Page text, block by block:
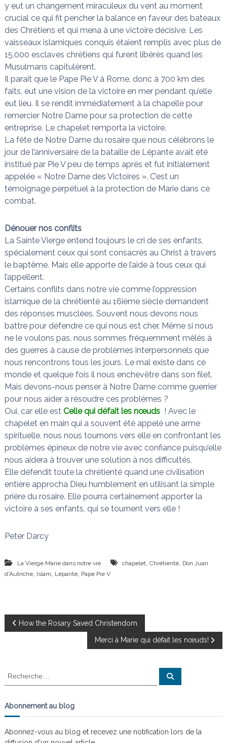
y eut un changement miraculeux du vent au moment
crucial ce qui fit pencher la balance en faveur des bateaux
des Chrétiens et qui mena à une victoire décisive. Les
vaisseaux islamiques conquis étaient remplis avec plus de
15,000 esclaves chrétiens qui furent libérés quand les
Musulmans capitulèrent.
Il paraît que le Pape Pie V à Rome, donc à 700 km des
faits, eut une vision de la victoire en mer pendant qu’elle
eut lieu. Il se rendit immédiatement à la chapelle pour
remercier Notre Dame pour sa protection de cette
entreprise. Le chapelet remporta la victoire.
La fête de Notre Dame du rosaire que nous célébrons le
jour de l’anniversaire de la bataille de Lépante avait été
institué par Pie V peu de temps après et fut initialement
appelée « Notre Dame des Victoires ». C’est un
témoignage perpétuel à la protection de Marie dans ce
combat.
Dénouer nos conflits
La Sainte Vierge entend toujours le cri de ses enfants,
spécialement ceux qui sont consacrés au Christ à travers
le baptême. Mais elle apporte de l’aide à tous ceux qui
l’appellent.
Certains conflits dans notre vie comme l’oppression
islamique de la chrétienté au 16ième siècle demandent
des réponses musclées. Souvent nous devons nous
battre pour défendre ce qui nous est cher. Même si nous
ne le voulons pas, nous sommes fréquemment mêlés à
des guerres à cause de problèmes interpersonnels que
nous rencontrons tous les jours. Le mal existe dans ce
monde et quelque fois il nous enchevêtre dans son filet.
Mais devons-nous penser à Notre Dame comme guerrier
pour nous aider à résoudre ces problèmes ?
Oui, car elle est Celle qui défait les nœuds ! Avec le
chapelet en main qui a souvent été appelé une arme
spirituelle, nous nous tournons vers elle en confrontant les
problèmes épineux de notre vie avec confiance puisqu’elle
nous aidera à trouver une solution à nos difficultés.
Elle défendit toute la chrétienté quand une civilisation
entière approcha Dieu humblement en utilisant la simple
prière du rosaire. Elle pourra certainement apporter la
victoire à ses enfants, qui se tournent vers elle !
Peter Darcy
La Vierge Marie dans notre vie chapelet, Chrétienté, Don Juan
d'Autriche, Islam Lépante, Pape Pie V
N
v
g
How the Rosary Saved Christendom
Merci à Marie qui défait les nœuds!
R
h
e
c
R
c
r
Abonnement au blog
Abonnez-vous au blog et recevez une notification lors de la